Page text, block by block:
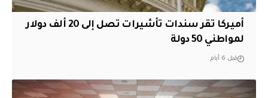
أميركا تقر سندات تأشيرات تصل إلى 20 ألف دولار
لمواطني 50 دولة
قبل 6 أيام